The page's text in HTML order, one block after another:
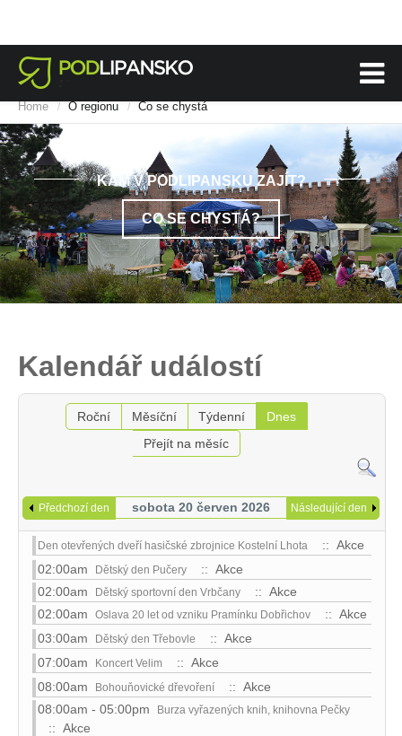
Home / O regionu / Co se chystá
KAM V PODLIPANSKU ZAJÍT?
CO SE CHYSTÁ?
Kalendář událostí
Roční Měsíční Týdenní
Dnes
Přejít na měsíc
Předchozí den sobota 20 červen 2026 Následující den
Den otevřených dveří hasičské zbrojnice Kostelní Lhota
:: Akce
02:00am
Dětský den Pučery
:: Akce
02:00am
Dětský sportovní den Vrbčany
:: Akce
02:00am Oslava 20 let od vzniku Pramínku Dobřichov
:: Akce
03:00am
Dětský den Třebovle
:: Akce
07:00am
Koncert Velim
:: Akce
08:00am
Bohouňovické dřevoření
:: Akce
08:00am - 05:00pm
Burza vyřazených knih, knihovna Pečky
:: Akce